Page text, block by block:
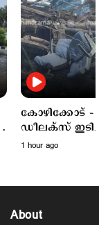
കോഴിക്കോട് –
ഡീലക്സ് ഇടിച്ച് മറിഞ്ഞു; ഡ്രൈവറും
കണ്ടക്ടറും
1 hour ago
About